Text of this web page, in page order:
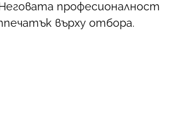
професионалност
върху отбора.